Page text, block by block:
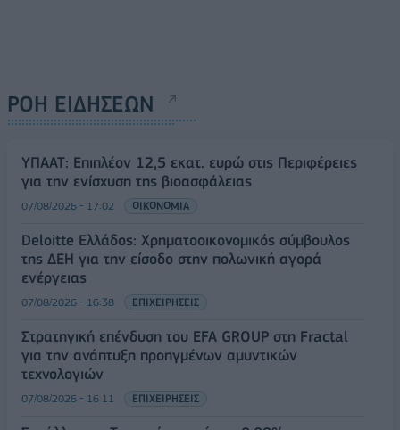
ΡΟΗ ΕΙΔΗΣΕΩΝ
ΥΠΑΑΤ: Επιπλέον 12,5 εκατ. ευρώ στις Περιφέρειες
για την ενίσχυση της βιοασφάλειας
07/08/2026 - 17:02 ΟΙΚΟΝΟΜΙΑ
Deloitte Ελλάδος: Χρηματοοικονομικός σύμβουλος
της ΔΕΗ για την είσοδο στην πολωνική αγορά
ενέργειας
07/08/2026 - 16:38 ΕΠΙΧΕΙΡΗΣΕΙΣ
Στρατηγική επένδυση του EFA GROUP στη Fractal
για την ανάπτυξη προηγμένων αμυντικών
τεχνολογιών
07/08/2026 - 16:11 ΕΠΙΧΕΙΡΗΣΕΙΣ